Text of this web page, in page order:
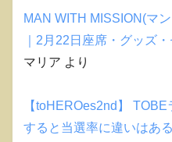
MAN WITH MISSION(マ
｜2月22日座席・グッズ
マリア より
【toHEROes2nd】
すると当選率に違いはあ